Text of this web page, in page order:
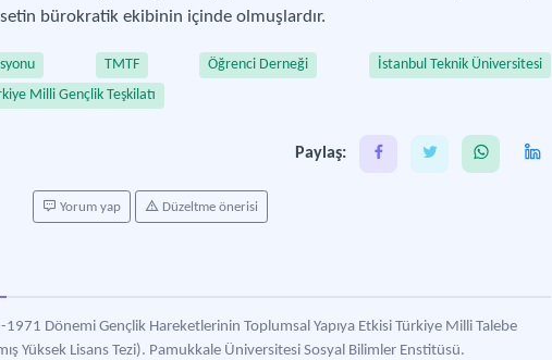
bürokratik ekibinin içinde olmuşlardır.
TMTF Öğrenci Derneği
İstanbul Teknik Üniversitesi
Milli Gençlik Teşkilatı
Paylaş:
Yorum yap Düzeltme önerisi
Dönemi Gençlik Hareketlerinin Toplumsal Yapıya Etkisi Türkiye Milli Talebe
Yüksek Lisans Tezi). Pamukkale Üniversitesi Sosyal Bilimler Enstitüsü.